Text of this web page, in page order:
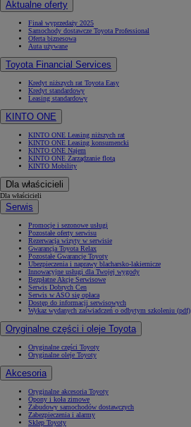
Aktualne oferty
Finał wyprzedaży 2025
Samochody dostawcze Toyota Professional
Oferta biznesowa
Auta używane
Toyota Financial Services
Kredyt niższych rat Toyota Easy
Kredyt standardowy
Leasing standardowy
KINTO ONE
KINTO ONE Leasing niższych rat
KINTO ONE Leasing konsumencki
KINTO ONE Najem
KINTO ONE Zarządzanie flotą
KINTO Mobility
Dla właścicieli
Dla właścicieli
Serwis
Promocje i sezonowe usługi
Pozostałe oferty serwisu
Rezerwacja wizyty w serwisie
Gwarancja Toyota Relax
Pozostałe Gwarancje Toyoty
Ubezpieczenia i naprawy blacharsko-lakiernicze
Innowacyjne usługi dla Twojej wygody
Bezpłatne Akcje Serwisowe
Serwis Dobrych Cen
Serwis w ASO się opłaca
Dostęp do informacji serwisowych
Wykaz wydanych zaświadczeń o odbytym szkoleniu (pdf)
Oryginalne części i oleje Toyota
Oryginalne części Toyoty
Oryginalne oleje Toyoty
Akcesoria
Oryginalne akcesoria Toyoty
Opony i koła zimowe
Zabudowy samochodów dostawczych
Zabezpieczenia i alarmy
Sklep Toyoty